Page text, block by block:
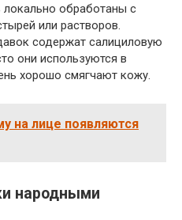
локально обработаны с
или растворов.
содержат салициловую
они используются в
хорошо смягчают кожу.
на лице появляются
народными